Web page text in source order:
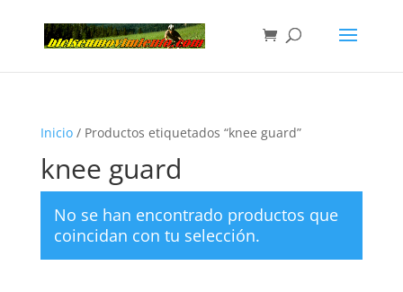
Inicio/ Productos etiquetados “knee guard”
knee guard
No se han encontrado productos que
coincidan con tu selección.